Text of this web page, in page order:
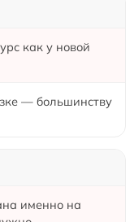
как у новой
— большинству
именно на